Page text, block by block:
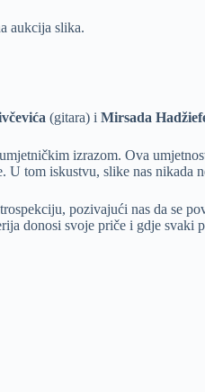
aukcija slika.
(gitara) i Mirsada
izrazom. Ova
tom iskustvu, slike nas
pozivajući nas da se
donosi svoje priče i gdje